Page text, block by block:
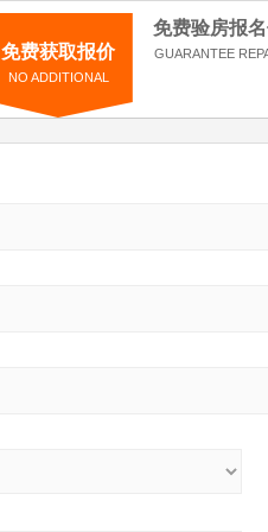
免费获取报价
NO ADDITIONAL
免费验房报
GUARANTEE